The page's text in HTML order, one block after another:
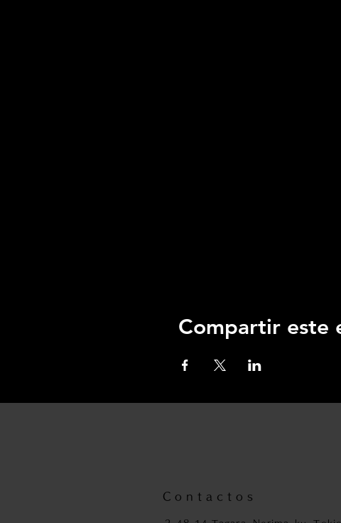
Compartir este
Contactos